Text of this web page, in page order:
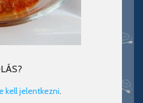
kell jelentkezni.